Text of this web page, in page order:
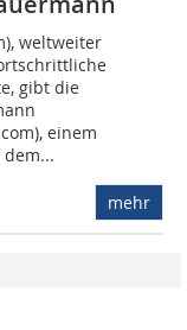
weltweiter
gibt die
einem
mehr